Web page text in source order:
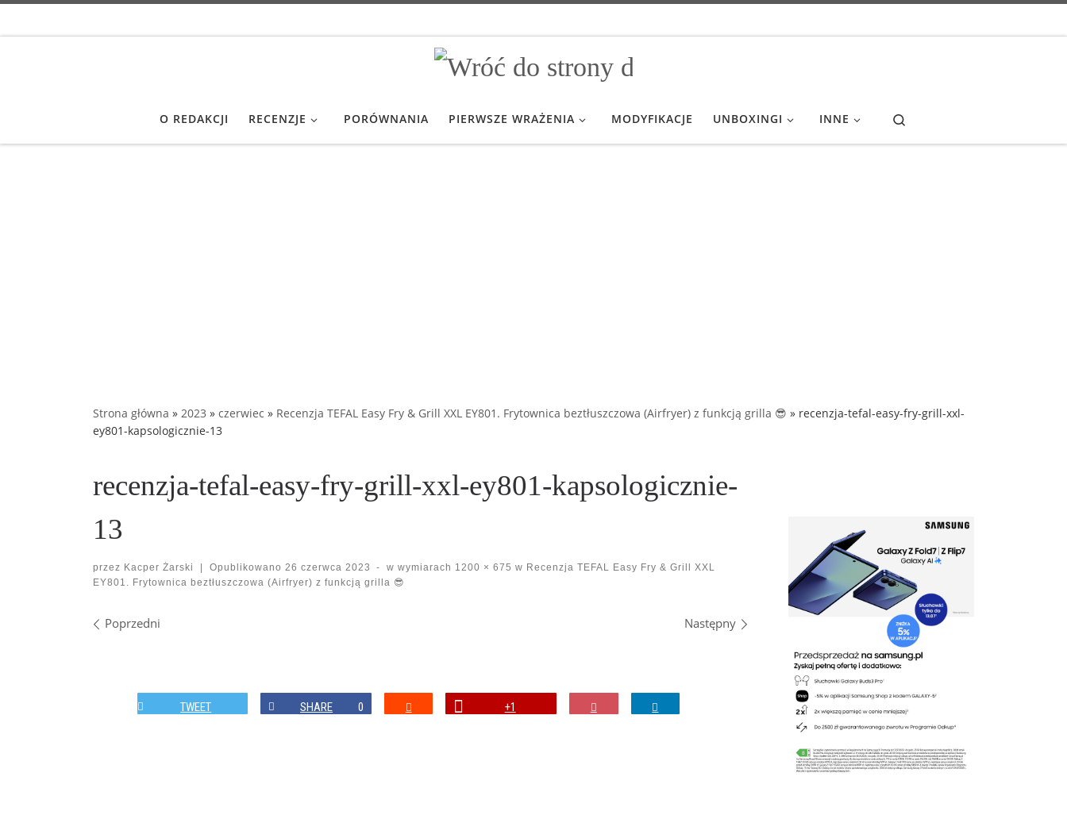
O REDAKCJI RECENZJE PORÓWNANIA PIERWSZE WRAŻENIA MODYFIKACJE UNBOXINGI INNE
Strona główna » 2023 » czerwiec » Recenzja TEFAL Easy Fry & Grill XXL EY801. Frytownica beztłuszczowa (Airfryer) z funkcją grilla 😎 » recenzja-tefal-easy-fry-grill-xxl-
ey801-kapsologicznie-13
recenzja-tefal-easy-fry-grill-xxl-ey801-kapsologicznie-
13
przez Kacper Żarski | Opublikowano 26 czerwca 2023 - w wymiarach 1200 × 675 w Recenzja TEFAL Easy Fry & Grill XXL
EY801. Frytownica beztłuszczowa (Airfryer) z funkcją grilla 😎
Nawigacja po obrazach
Poprzedni Następny
TWEET SHARE 0 +1